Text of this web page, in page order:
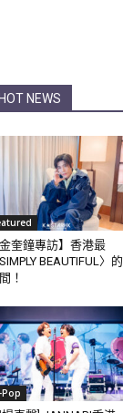
HOT NEWS
金奎鐘專訪】香港最
SIMPLY BEAUTIFUL〉的
！
Pop